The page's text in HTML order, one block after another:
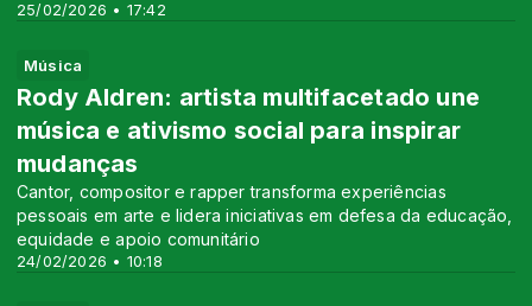
25/02/2026 • 17:42
Música
24/02/2026 • 10:18
Rody Aldren: artista multifacetado une
música e ativismo social para inspirar
mudanças
Cantor, compositor e rapper transforma experiências
pessoais em arte e lidera iniciativas em defesa da educação,
equidade e apoio comunitário